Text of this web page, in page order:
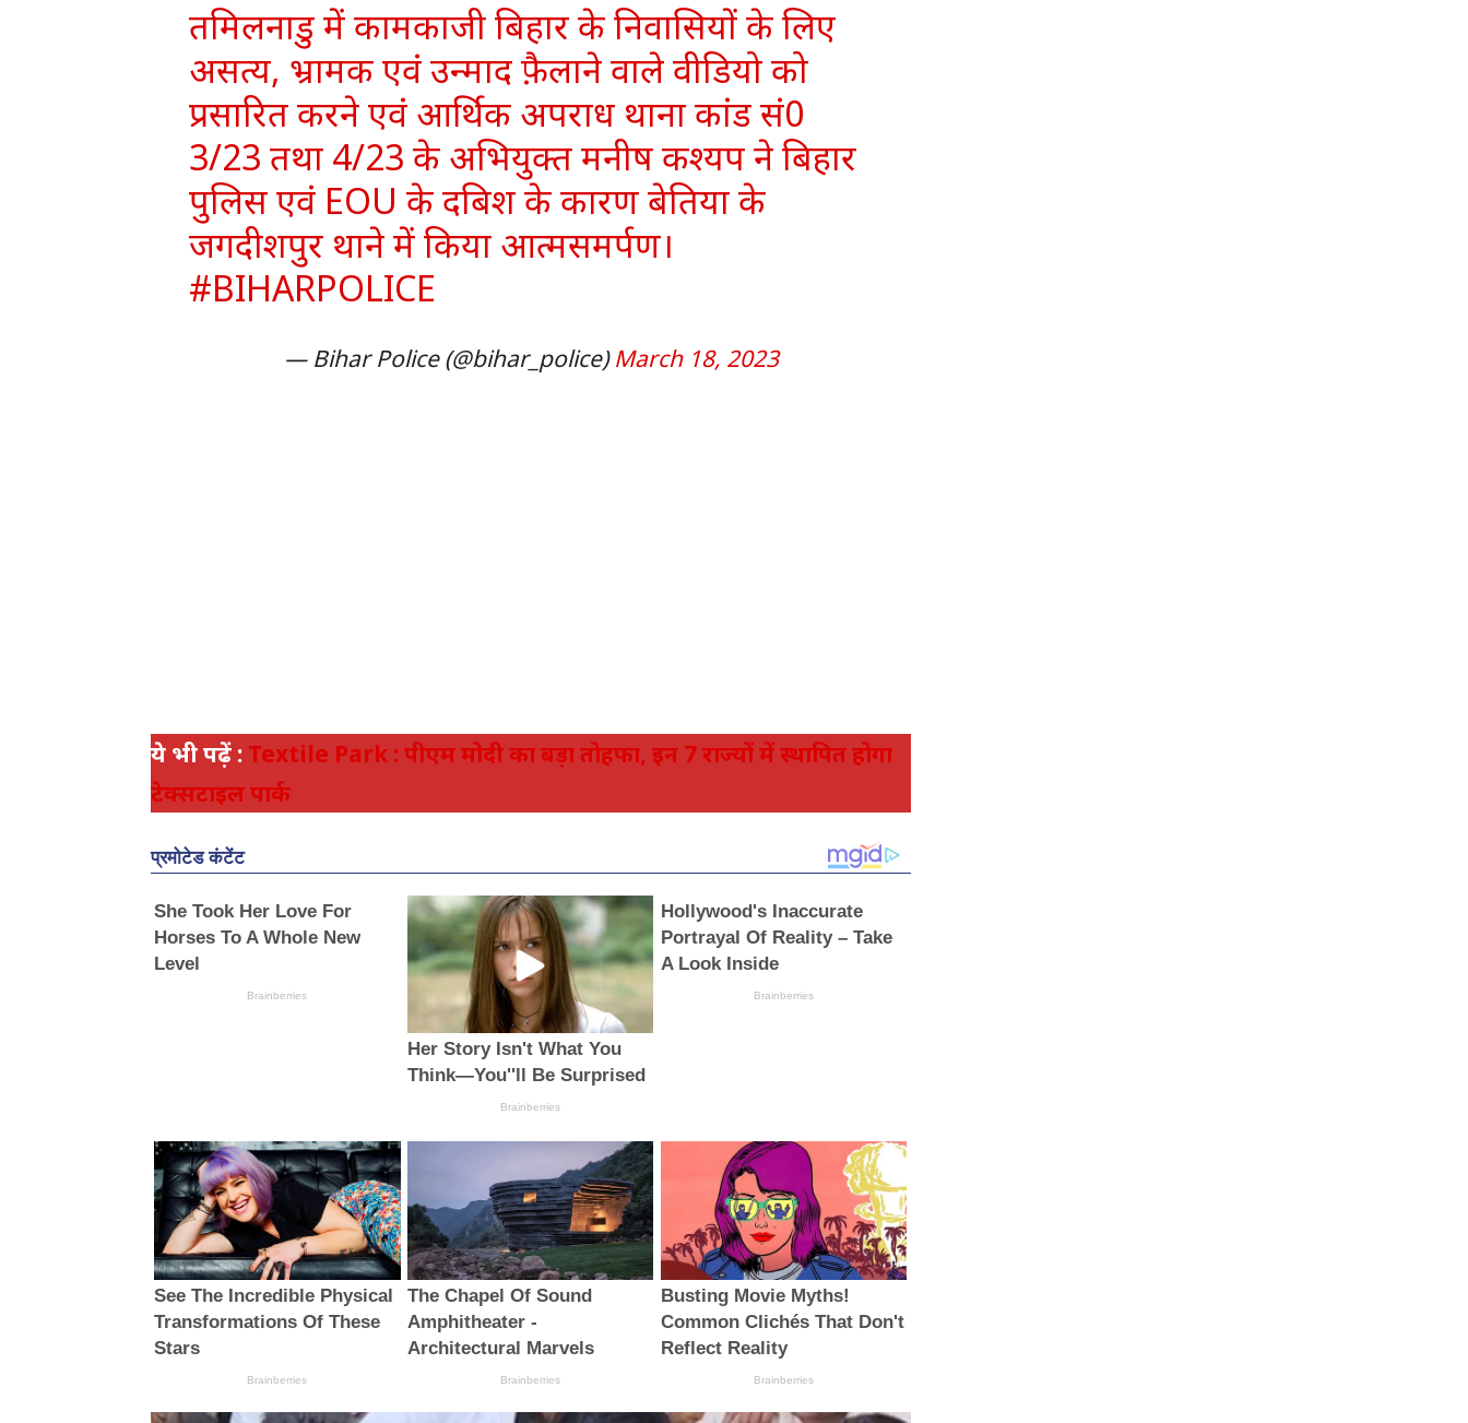
तमिलनाडु में कामकाजी बिहार के निवासियों के लिए
असत्य, भ्रामक एवं उन्माद फ़ैलाने वाले वीडियो को
प्रसारित करने एवं आर्थिक अपराध थाना कांड सं0
3/23 तथा 4/23 के अभियुक्त मनीष कश्यप ने बिहार
पुलिस एवं EOU के दबिश के कारण बेतिया के
जगदीशपुर थाने में किया आत्मसमर्पण।
#BIHARPOLICE
— Bihar Police (@bihar_police)March 18, 2023
ये भी पढ़ें : Textile Park : पीएम मोदी का बड़ा तोहफा, इन 7 राज्यों में स्थापित होगा
टेक्सटाइल पार्क